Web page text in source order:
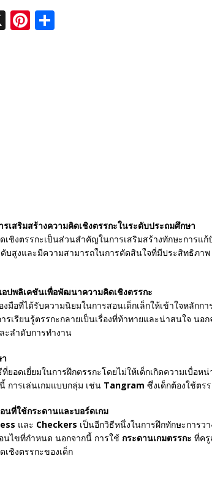
X Pi
เสริมสร้างความคิดเชิงตรรกะในระดับประถมศึกษา
ชิงตรรกะเป็นส่วนสำคัญในการเสริมสร้างทักษะการแ
บสูงและมีความสามารถในการตัดสินใจที่มีประสิทธิภา
ปพลิเคชันเพื่อพัฒนาความคิดเชิงตรรกะ
งมือที่ได้รับความนิยมในการสอนเด็กเล็กให้เข้าใจหลัก
รเรียนรู้ตรรกะกลายเป็นเรื่องที่ท้าทายและน่าสนใจ นอ
ะลำดับการทำงาน
ที่ยอดเยี่ยมในการฝึกตรรกะโดยไม่ให้เด็กเกิดความเบื่อหน่
การเล่นเกมแบบกลุ่ม เช่น Tangram ซึ่งเด็กต้องใช้ตร
นที่ใช้กระดานและบอร์ดเกม
และ Checkers เป็นอีกวิธีหนึ่งในการฝึกทักษะการว
นไขที่กำหนด นอกจากนี้ การใช้ กระดานเกมตรรกะ ที่ครู
ชิงตรรกะของเด็ก